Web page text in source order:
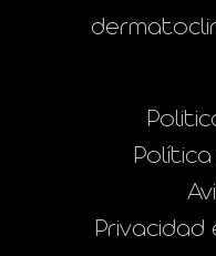
Privacidad